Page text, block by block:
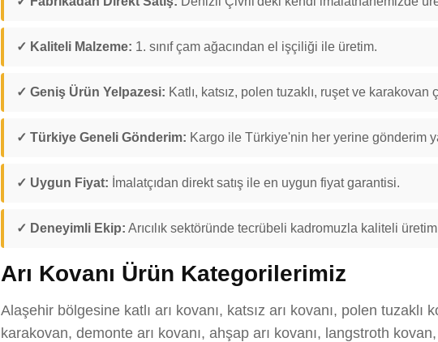
✓ Kaliteli Malzeme: 1. sınıf çam ağacından el işçiliği ile üretim.
✓ Geniş Ürün Yelpazesi: Katlı, katsız, polen tuzaklı, ruşet ve karakovan
✓ Türkiye Geneli Gönderim: Kargo ile Türkiye'nin her yerine gönderim
✓ Uygun Fiyat: İmalatçıdan direkt satış ile en uygun fiyat garantisi.
✓ Deneyimli Ekip: Arıcılık sektöründe tecrübeli kadromuzla kaliteli
Arı Kovanı Ürün Kategorilerimiz
Alaşehir bölgesine katlı arı kovanı, katsız arı kovanı, polen
karakovan, demonte arı kovanı, ahşap arı kovanı, langstroth